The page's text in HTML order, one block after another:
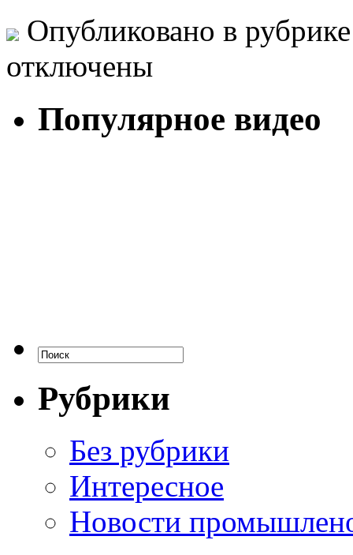
Опубликовано в
отключены
Популярное видео
Рубрики
Без рубрики
Интересное
Новости